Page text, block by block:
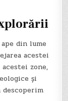
din lume
acestei
zone,
și
descoperim